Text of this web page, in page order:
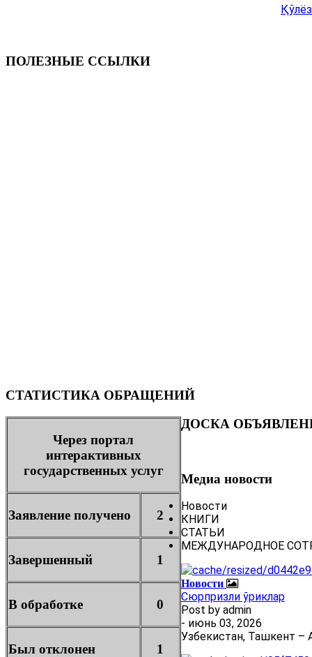
ПОЛЕЗНЫЕ ССЫЛКИ
СТАТИСТИКА ОБРАЩЕНИЙ
Через портал
интерактивных
государственных услуг
Заявление получено 2
Завершенный 1
В обработке 0
Был отклонен 1
ДОСКА
Медиа новости
Новости
КНИГИ
СТАТЬИ
МЕЖДУНАРОДНОЕ
Новости
Сюрпризли ўриклар
Post by admin
- июнь 03, 2026
Узбекистан, Ташкент –